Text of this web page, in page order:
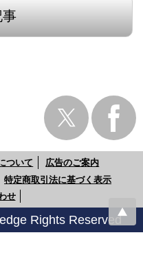
事
ついて
広告のご案内
特定商取引法に基づく表示
せ
Rights Reserved